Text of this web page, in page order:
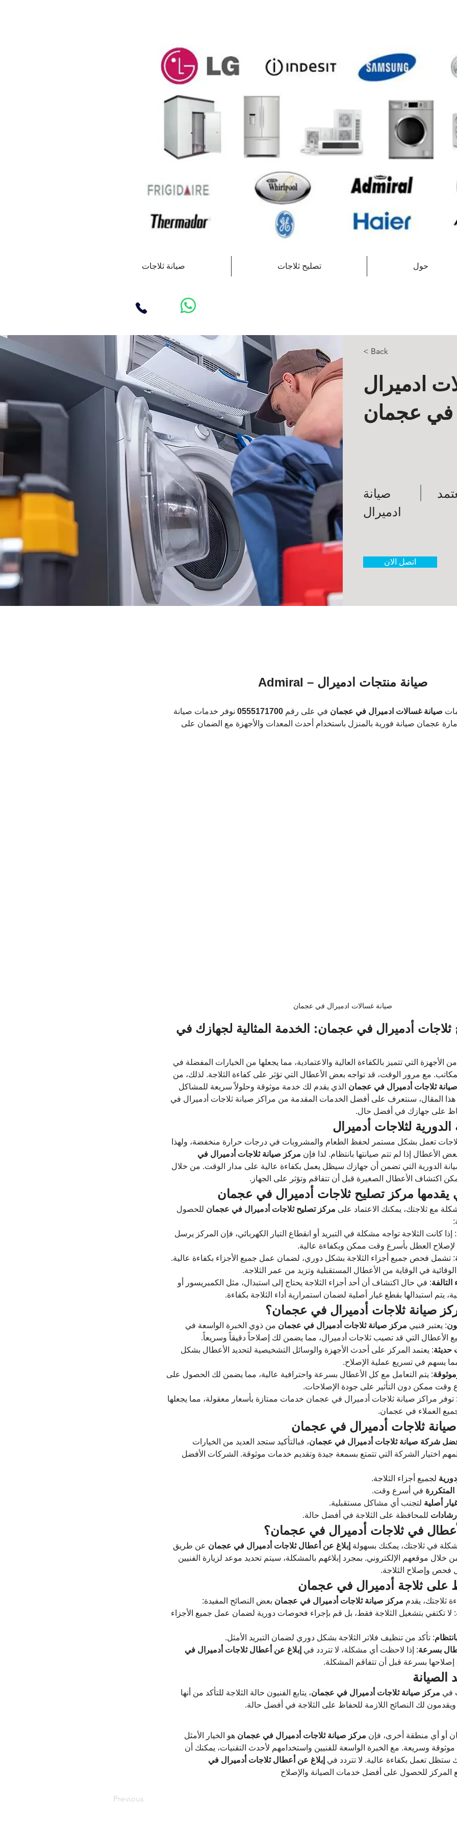
صيانة ثلاجات تصليح ثلاجات حول
< Back
ادميرال
في عجمان
صيانة
ادميرال
اتصل الان
صيانة منتجات ادميرال – Admiral
صيانة غسالات ادميرال في عجمان في على رقم 0555171700 نوفر خدمات صيانة
عجمان صيانة فورية بالمنزل باستخدام أحدث المعدات والأجهزة مع الضمان على
صيانة غسالات ادميرال في عجمان
ثلاجات أدميرال في عجمان: الخدمة المثالية لجهازك في
الأجهزة التي تتميز بالكفاءة العالية والاعتمادية، مما يجعلها من الخيارات المفضلة في
مع مرور الوقت، قد تواجه بعض الأعطال التي تؤثر على كفاءة الثلاجة. لذلك، من
ثلاجات أدميرال في عجمان الذي يقدم لك خدمة موثوقة وحلولاً سريعة للمشاكل
هذا المقال، سنتعرف على أفضل الخدمات المقدمة من مراكز صيانة ثلاجات أدميرال في
على جهازك في أفضل حال.
الدورية لثلاجات أدميرال
تعمل بشكل مستمر لحفظ الطعام والمشروبات في درجات حرارة منخفضة، ولهذا
إذا لم تتم صيانتها بانتظام. لذا فإن مركز صيانة ثلاجات أدميرال في
الدورية التي تضمن أن جهازك سيظل يعمل بكفاءة عالية على مدار الوقت. من خلال
اكتشاف الأعطال الصغيرة قبل أن تتفاقم وتؤثر على الجهاز.
يقدمها مركز تصليح ثلاجات أدميرال في عجمان
مع ثلاجتك، يمكنك الاعتماد على مركز تصليح ثلاجات أدميرال في عجمان للحصول
: إذا كانت الثلاجة تواجه مشكلة في التبريد أو انقطاع التيار الكهربائي، فإن المركز يرسل
العطل بأسرع وقت ممكن وبكفاءة عالية.
: تشمل فحص جميع أجزاء الثلاجة بشكل دوري، لضمان عمل جميع الأجزاء بكفاءة عالية.
في الوقاية من الأعطال المستقبلية وتزيد من عمر الثلاجة.
التالفة: في حال اكتشاف أن أحد أجزاء الثلاجة يحتاج إلى استبدال، مثل الكمبريسور أو
يتم استبدالها بقطع غيار أصلية لضمان استمرارية أداء الثلاجة بكفاءة.
صيانة ثلاجات أدميرال في عجمان؟
: يعتبر فنيي مركز صيانة ثلاجات أدميرال في عجمان من ذوي الخبرة الواسعة في
الأعطال التي قد تصيب ثلاجات أدميرال، مما يضمن لك إصلاحاً دقيقاً وسريعاً.
حديثة: يعتمد المركز على أحدث الأجهزة والوسائل التشخيصية لتحديد الأعطال بشكل
يسهم في تسريع عملية الإصلاح.
: يتم التعامل مع كل الأعطال بسرعة واحترافية عالية، مما يضمن لك الحصول على
ممكن دون التأثير على جودة الإصلاحات.
: توفر مراكز صيانة ثلاجات أدميرال في عجمان خدمات ممتازة بأسعار معقولة، مما يجعلها
العملاء في عجمان.
ثلاجات أدميرال في عجمان
شركة صيانة ثلاجات أدميرال في عجمان، فبالتأكيد ستجد العديد من الخيارات
اختيار الشركة التي تتمتع بسمعة جيدة وتقديم خدمات موثوقة. الشركات الأفضل
لجميع أجزاء الثلاجة.
المتكررة في أسرع وقت.
أصلية لتجنب أي مشاكل مستقبلية.
للمحافظة على الثلاجة في أفضل حالة.
في ثلاجات أدميرال في عجمان؟
في ثلاجتك، يمكنك بسهولة إبلاغ عن أعطال ثلاجات أدميرال في عجمان عن طريق
خلال موقعهم الإلكتروني. بمجرد إبلاغهم بالمشكلة، سيتم تحديد موعد لزيارة الفنيين
فحص وإصلاح الثلاجة.
على ثلاجة أدميرال في عجمان
ثلاجتك، يقدم مركز صيانة ثلاجات أدميرال في عجمان بعض النصائح المفيدة:
: لا تكتفي بتشغيل الثلاجة فقط، بل قم بإجراء فحوصات دورية لضمان عمل جميع الأجزاء
: تأكد من تنظيف فلاتر الثلاجة بشكل دوري لضمان التبريد الأمثل.
بسرعة: إذا لاحظت أي مشكلة، لا تتردد في إبلاغ عن أعطال ثلاجات أدميرال في
بسرعة قبل أن تتفاقم المشكلة.
في مركز صيانة ثلاجات أدميرال في عجمان، يتابع الفنيون حالة الثلاجة للتأكد من أنها
لك النصائح اللازمة للحفاظ على الثلاجة في أفضل حالة.
أو أي منطقة أخرى، فإن مركز صيانة ثلاجات أدميرال في عجمان هو الخيار الأمثل
وسريعة. مع الخبرة الواسعة للفنيين واستخدامهم لأحدث التقنيات، يمكنك أن
ستظل تعمل بكفاءة عالية. لا تتردد في إبلاغ عن أعطال ثلاجات أدميرال في
المركز للحصول على أفضل خدمات الصيانة والإصلاح
Previous